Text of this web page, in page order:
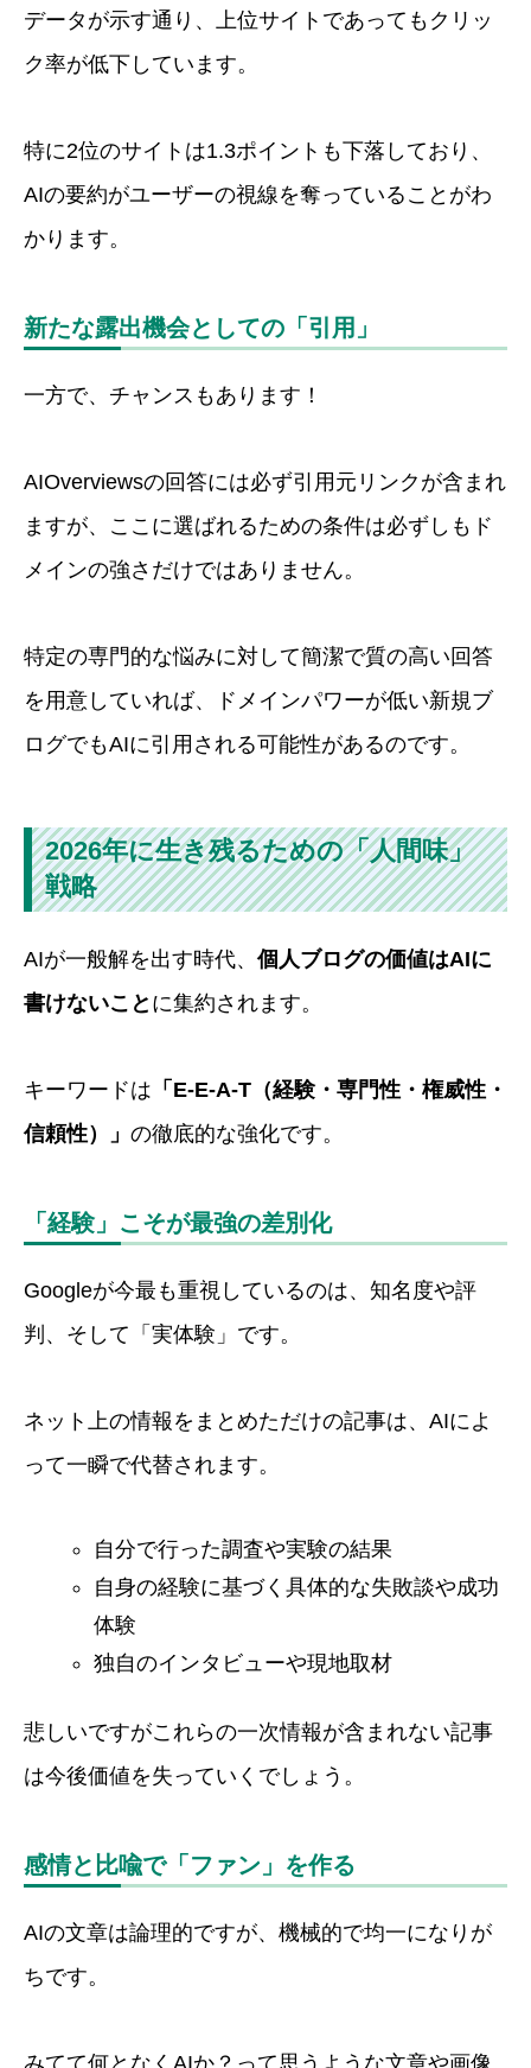
データが示す通り、上位サイトであってもクリッ
ク率が低下しています。
特に2位のサイトは1.3ポイントも下落しており、
AIの要約がユーザーの視線を奪っていることがわ
かります。
新たな露出機会としての「引用」
一方で、チャンスもあります！
AIOverviewsの回答には必ず引用元リンクが含まれ
ますが、ここに選ばれるための条件は必ずしもド
メインの強さだけではありません。
特定の専門的な悩みに対して簡潔で質の高い回答
を用意していれば、ドメインパワーが低い新規ブ
ログでもAIに引用される可能性があるのです。
2026年に生き残るための「人間味」
戦略
AIが一般解を出す時代、 個人ブログの価値はAIに
書けないこと に集約されます。
キーワードは 「E-E-A-T（経験・専門性・権威性・
信頼性）」 の徹底的な強化です。
「経験」こそが最強の差別化
Googleが今最も重視しているのは、知名度や評
判、そして「実体験」です。
ネット上の情報をまとめただけの記事は、AIによ
って一瞬で代替されます。
自分で行った調査や実験の結果
自身の経験に基づく具体的な失敗談や成功
体験
独自のインタビューや現地取材
悲しいですがこれらの一次情報が含まれない記事
は今後価値を失っていくでしょう。
感情と比喩で「ファン」を作る
AIの文章は論理的ですが、機械的で均一になりが
ちです。
みてて何となくAIか？って思うような文章や画像